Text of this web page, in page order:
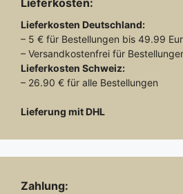
Lieferkosten Deutschland:
– 5 € für Bestellungen bis 49.99
– Versandkostenfrei für
Lieferkosten Schweiz:
– 26.90 € für alle Bestellungen
Lieferung mit DHL
Zahlung: